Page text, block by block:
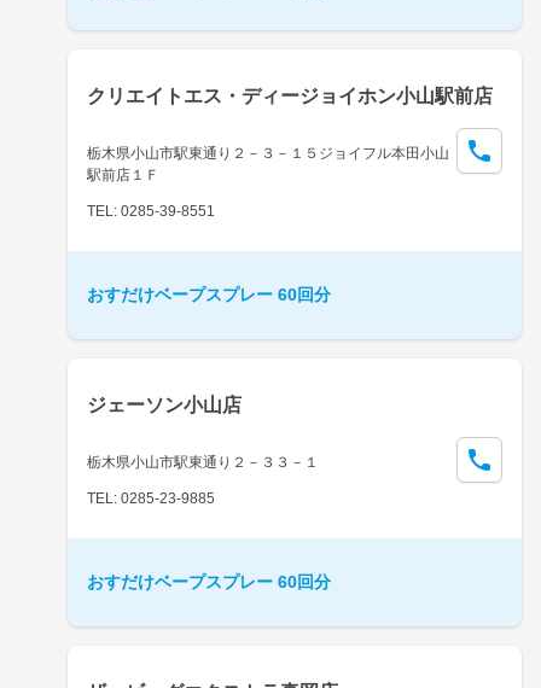
クリエイトエス・ディージョイホン小山駅前店
栃木県小山市駅東通り２－３－１５ジョイフル本田小山
駅前店１Ｆ
TEL: 0285-39-8551
おすだけベープスプレー 60回分
ジェーソン小山店
栃木県小山市駅東通り２－３３－１
TEL: 0285-23-9885
おすだけベープスプレー 60回分